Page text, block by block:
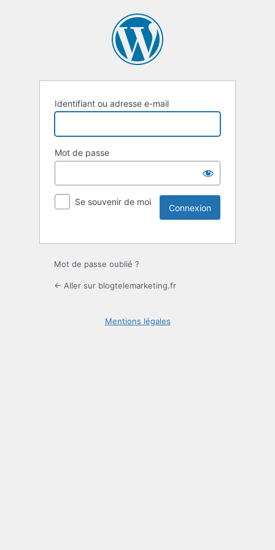
Identifiant ou adresse e-mail
Mot de passe
Se souvenir de moi
Mot de passe oublié ?
← Aller sur blogtelemarketing.fr
Mentions légales